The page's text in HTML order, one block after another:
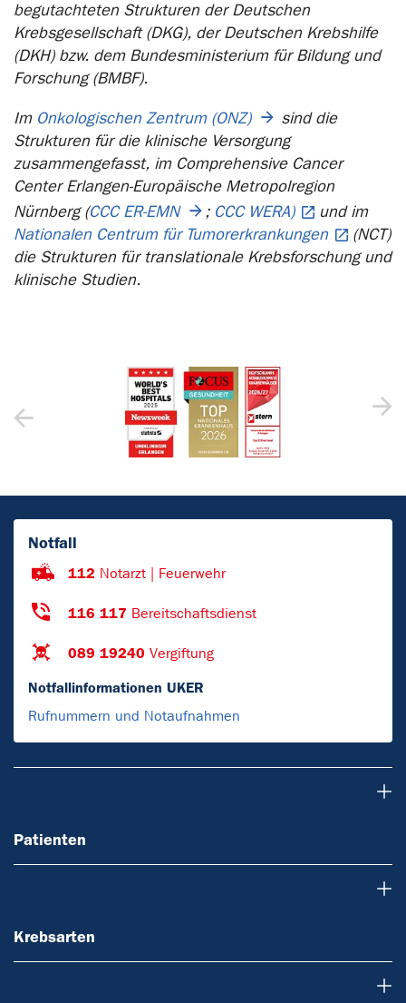
begutachteten Strukturen der Deutschen
Krebsgesellschaft (DKG), der Deutschen Krebshilfe
(DKH) bzw. dem Bundesministerium für Bildung und
Forschung (BMBF).
Im Onkologischen Zentrum (ONZ)
sind die
Strukturen für die klinische Versorgung
zusammengefasst, im Comprehensive Cancer
Center Erlangen-Europäische Metropolregion
Nürnberg (CCC ER-EMN ; CCC WERA)
und im
Nationalen Centrum für Tumorerkrankungen
(NCT)
die Strukturen für translationale Krebsforschung und
klinische Studien.
Notfall
112 Notarzt | Feuerwehr
116 117 Bereitschaftsdienst
089 19240 Vergiftung
Notfallinformationen UKER
Rufnummern und Notaufnahmen
Patienten
Krebsarten